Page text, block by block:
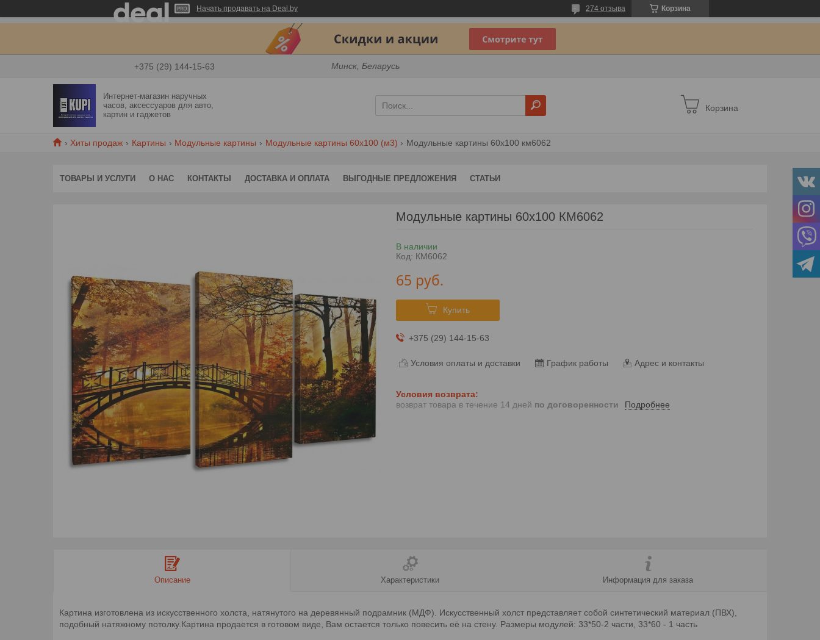
Начать продавать на Deal.by Корзина
274 отзыва
+375 (29) 144-15-63 Минск, Беларусь
Интернет-магазин наручных
часов, аксессуаров для авто,
картин и гаджетов
Корзина
Хиты продаж Картины Модульные картины Модульные картины 60x100 (м3) Модульные картины 60x100 км6062
ТОВАРЫ И УСЛУГИ О НАС КОНТАКТЫ ДОСТАВКА И ОПЛАТА ВЫГОДНЫЕ ПРЕДЛОЖЕНИЯ СТАТЬИ
Модульные картины 60x100 КМ6062
В наличии
Код: КМ6062
65 руб.
Купить
+375 (29) 144-15-63
Условия оплаты и доставки График работы Адрес и контакты
возврат товара в течение 14 дней по договоренности Подробнее
Описание Характеристики Информация для заказа
Картина изготовлена из искусственного холста, натянутого на деревянный подрамник (МДФ). Искусственный холст представляет собой синтетический материал (ПВХ),
подобный натяжному потолку.Картина продается в готовом виде, Вам остается только повесить её на стену. Размеры модулей: 33*50-2 части, 33*60 - 1 часть